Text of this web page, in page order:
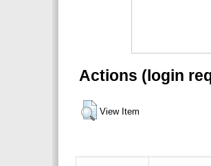
Actions (login
View Item